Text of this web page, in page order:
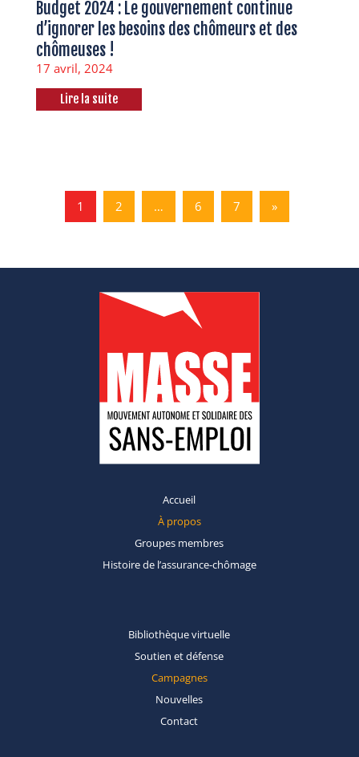
Budget 2024 : Le gouvernement continue
d’ignorer les besoins des chômeurs et des
chômeuses !
17 avril, 2024
Lire la suite
1 2 … 6 7 »
Accueil
À propos
Groupes membres
Histoire de l’assurance-chômage
Bibliothèquevirtuelle
Soutien etdéfense
Campagnes
Nouvelles
Contact